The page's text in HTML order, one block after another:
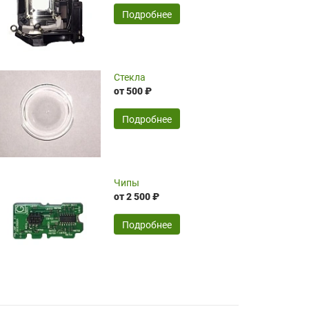
временные затраты по достаточно
оптимизированной стоимости, чему
чрезмерно благодарны!)))
SERGEY FOURSOV,24.04.2026
широкий ассортимент ламп, как оригиналов,
так и аналогов.Быстрое оформление и
передача в доставку, приемлемые цены. Мне
понравилось.
Читать полностью
16.04.2026
Подробнее
Стекла
от 500 ₽
Подробнее
Чипы
от 2 500 ₽
Подробнее